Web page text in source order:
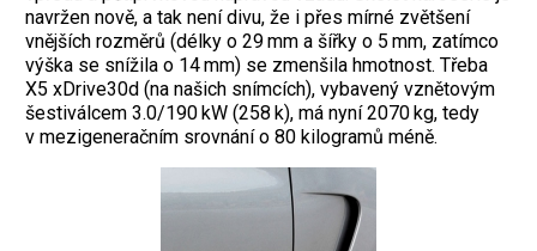
navržen nově, a tak není divu, že i přes mírné zvětšení
vnějších rozměrů (délky o 29 mm a šířky o 5 mm, zatímco
výška se snížila o 14 mm) se zmenšila hmotnost. Třeba
X5 xDrive30d (na našich snímcích), vybavený vznětovým
šestiválcem 3.0/190 kW (258 k), má nyní 2070 kg, tedy
v mezigeneračním srovnání o 80 kilogramů méně.